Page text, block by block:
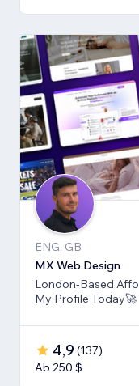
ENG, GB
MX Web Design
London-Based
My Profile Today🚀
4,9 (137)
Ab 250 $